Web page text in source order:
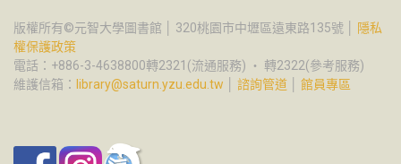
版權所有©元智大學圖書館 │ 320桃園市中壢區遠東路135號 │
隱私
權保護政策
電話：+886-3-4638800轉2321(流通服務) ‧ 轉2322(參考服務)
維護信箱： library@saturn.yzu.edu.tw 諮詢管道 館員專區